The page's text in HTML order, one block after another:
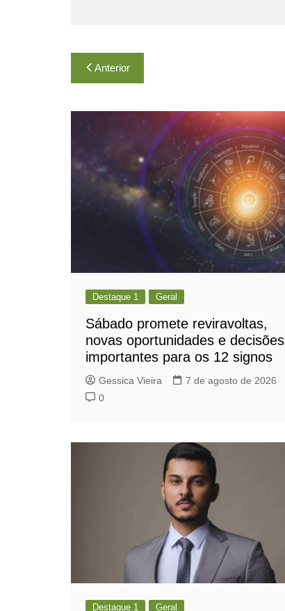
Navegação
de
Post
Anterior
Destaque 1 Geral
Sábado promete reviravoltas,
novas oportunidades e decisões
importantes para os 12 signos
Gessica Vieira
7 de agosto de 2026
0
Destaque 1 Geral